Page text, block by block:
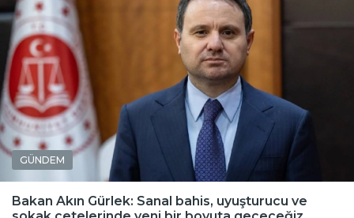
GÜNDEM
Bakan Akın Gürlek: Sanal bahis, uyuşturucu ve